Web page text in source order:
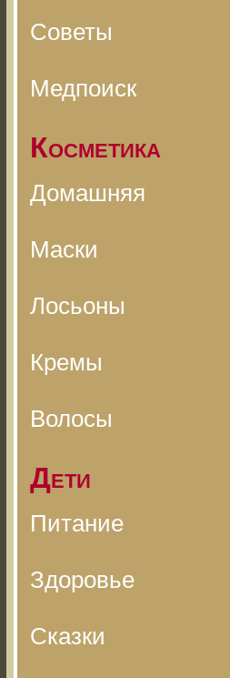
Советы
Медпоиск
Косметика
Домашняя
Маски
Лосьоны
Кремы
Волосы
Дети
Питание
Здоровье
Сказки